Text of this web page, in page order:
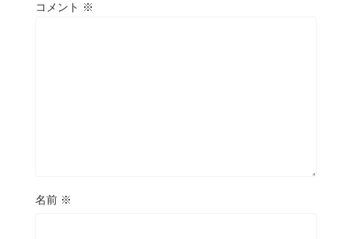
コメント ※
名前 ※